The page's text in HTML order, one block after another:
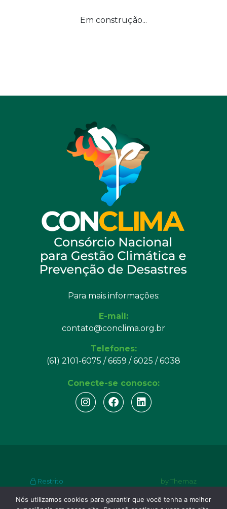
Em construção...
Para mais informações:
E-mail:
contato@conclima.org.br
Telefones:
(61) 2101-6075 / 6659 / 6025 / 6038
Conecte-se conosco:
Restrito
© Copyright 2024. Consórcio Nacional do Clima.
by Themaz
Nós utilizamos cookies para garantir que você tenha a melhor